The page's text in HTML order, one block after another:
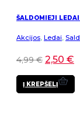
ŠALDOMIEJI
Akcijos, Ledai,
4,99€ 2,50 €
Į KREPŠELĮ